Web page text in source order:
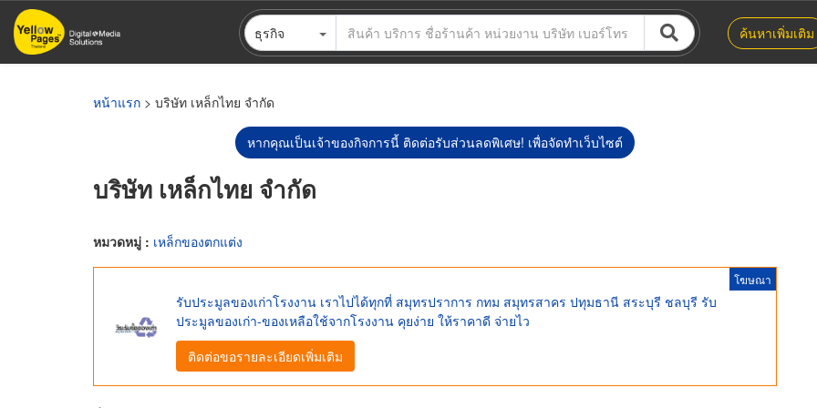
ข้าม
ไป
ธุรกิจ ค้นหาเพิ่มเติม
หน้าแรก > บริษัท เหล็กไทย จำกัด
หากคุณเป็นเจ้าของกิจการนี้ ติดต่อรับส่วนลดพิเศษ! เพื่อจัดทำเว็บไซต์
บริษัท เหล็กไทย จำกัด
หมวดหมู่ : เหล็กของตกแต่ง
โฆษณา
รับประมูลของเก่าโรงงาน เราไปได้ทุกที่ สมุทรปราการ กทม สมุทรสาคร ปทุมธานี สระบุรี ชลบุรี รับ
ประมูลของเก่า-ของเหลือใช้จากโรงงาน คุยง่าย ให้ราคาดี จ่ายไว
ติดต่อขอรายละเอียดเพิ่มเติม